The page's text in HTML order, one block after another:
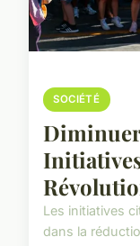
SOCIÉTÉ
Les initiatives
dans la